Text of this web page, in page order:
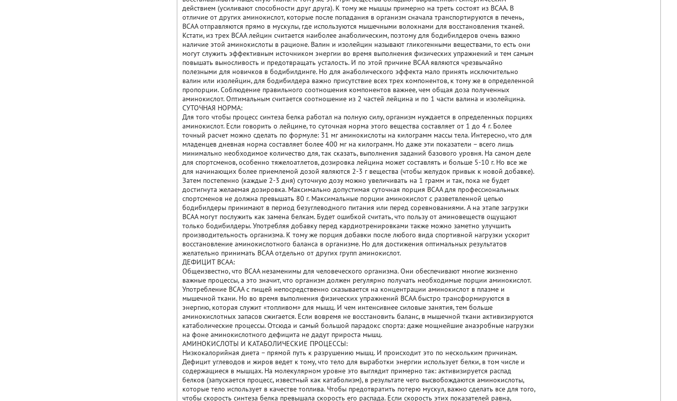
действием (усиливают способности друг друга). К тому же мышцы примерно на треть состоят из BCAA. В
отличие от других аминокислот, которые после попадания в организм сначала транспортируются в печень,
BCAA отправляются прямо в мускулы, где используются мышечными волокнами для восстановления тканей.
Кстати, из трех BCAA лейцин считается наиболее анаболическим, поэтому для бодибилдеров очень важно
наличие этой аминокислоты в рационе. Валин и изолейцин называют гликогенными веществами, то есть они
могут служить эффективным источником энергии во время выполнения физических упражнений и тем самым
повышать выносливость и предотвращать усталость. И по этой причине ВСАА являются чрезвычайно
полезными для новичков в бодибилдинге. Но для анаболического эффекта мало принять исключительно
валин или изолейцин, для бодибилдера важно присутствие всех трех компонентов, к тому же в определенной
пропорции. Соблюдение правильного соотношения компонентов важнее, чем общая доза полученных
аминокислот. Оптимальным считается соотношение из 2 частей лейцина и по 1 части валина и изолейцина.
СУТОЧНАЯ НОРМА:
Для того чтобы процесс синтеза белка работал на полную силу, организм нуждается в определенных порциях
аминокислот. Если говорить о лейцине, то суточная норма этого вещества составляет от 1 до 4 г. Более
точный расчет можно сделать по формуле: 31 мг аминокислоты на килограмм массы тела. Интересно, что для
младенцев дневная норма составляет более 400 мг на килограмм. Но даже эти показатели – всего лишь
минимально необходимое количество для, так сказать, выполнения заданий базового уровня. На самом деле
для спортсменов, особенно тяжелоатлетов, дозировка лейцина может составлять и больше 5-10 г. Но все же
для начинающих более приемлемой дозой являются 2-3 г вещества (чтобы желудок привык к новой добавке).
Затем постепенно (каждые 2-3 дня) суточную дозу можно увеличивать на 1 грамм и так, пока не будет
достигнута желаемая дозировка. Максимально допустимая суточная порция BCAA для профессиональных
спортсменов не должна превышать 80 г. Максимальные порции аминокислот с разветвленной цепью
бодибилдеры принимают в период безуглеводного питания или перед соревнованиями. А на этапе загрузки
BCAA могут послужить как замена белкам. Будет ошибкой считать, что пользу от аминовеществ ощущают
только бодибилдеры. Употребляя добавку перед кардиотренировками также можно заметно улучшить
производительность организма. К тому же порция добавки после любого вида спортивной нагрузки ускорит
восстановление аминокислотного баланса в организме. Но для достижения оптимальных результатов
желательно принимать BCAA отдельно от других групп аминокислот.
ДЕФИЦИТ BCAA:
Общеизвестно, что BCAA незаменимы для человеческого организма. Они обеспечивают многие жизненно
важные процессы, а это значит, что организм должен регулярно получать необходимые порции аминокислот.
Употребление BCAA с пищей непосредственно сказывается на концентрации аминокислот в плазме и
мышечной ткани. Но во время выполнения физических упражнений BCAA быстро трансформируются в
энергию, которая служит «топливом» для мышц. И чем интенсивнее силовые занятия, тем больше
аминокислотных запасов сжигается. Если вовремя не восстановить баланс, в мышечной ткани активизируются
катаболические процессы. Отсюда и самый большой парадокс спорта: даже мощнейшие анаэробные нагрузки
на фоне аминокислотного дефицита не дадут прироста мышц.
АМИНОКИСЛОТЫ И КАТАБОЛИЧЕСКИЕ ПРОЦЕССЫ:
Низкокалорийная диета – прямой путь к разрушению мышц. И происходит это по нескольким причинам.
Дефицит углеводов и жиров ведет к тому, что тело для выработки энергии использует белки, в том числе и
содержащиеся в мышцах. На молекулярном уровне это выглядит примерно так: активизируется распад
белков (запускается процесс, известный как катаболизм), в результате чего высвобождаются аминокислоты,
которые тело использует в качестве топлива. Чтобы предотвратить потерю мускул, важно сделать все для того,
чтобы скорость синтеза белка превышала скорость его распада. Если скорость этих показателей равна,